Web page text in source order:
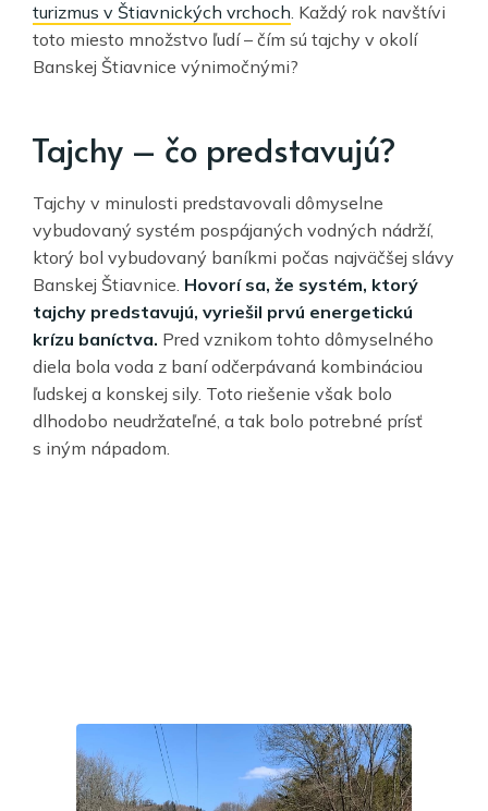
turizmus v Štiavnických vrchoch. Každý rok navštívi
toto miesto množstvo ľudí – čím sú tajchy v okolí
Banskej Štiavnice výnimočnými?
Tajchy – čo predstavujú?
Tajchy v minulosti predstavovali dômyselne
vybudovaný systém pospájaných vodných nádrží,
ktorý bol vybudovaný baníkmi počas najväčšej slávy
Banskej Štiavnice. Hovorí sa, že systém, ktorý
tajchy predstavujú, vyriešil prvú energetickú
krízu baníctva. Pred vznikom tohto dômyselného
diela bola voda z baní odčerpávaná kombináciou
ľudskej a konskej sily. Toto riešenie však bolo
dlhodobo neudržateľné, a tak bolo potrebné prísť
s iným nápadom.